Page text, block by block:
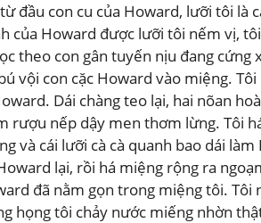
đầu con cu của Howard, lưỡi tôi là
của Howard được lưỡi tôi nếm vị,
theo con gân tuyến nịu đang
vội con cặc Howard vào miệng.
Dái chàng teo lại, hai nõan
rượu nếp dậy men thơm lừng. Tôi
và cái lưỡi cà cà quanh bao dái
lại, rồi há miệng rộng ra
đã nằm gọn trong miệng tôi.
họng tôi chảy nước miếng nhờn